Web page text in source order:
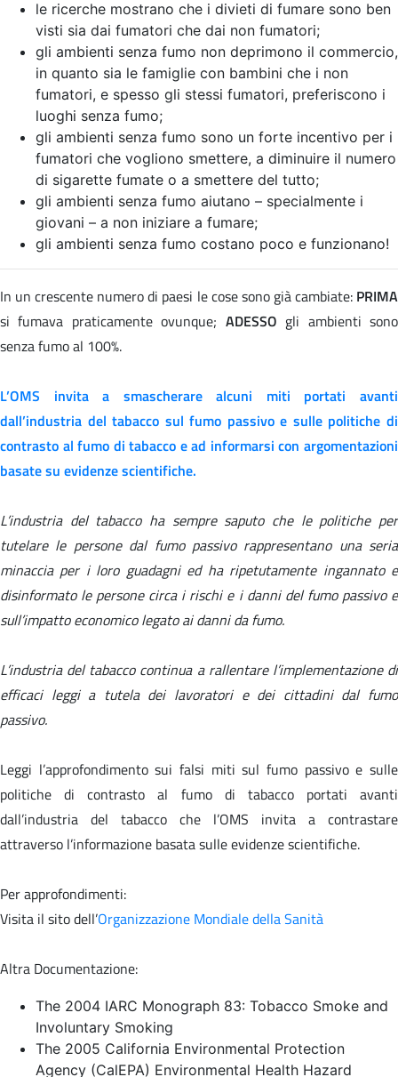
le ricerche mostrano che i divieti di fumare sono ben
visti sia dai fumatori che dai non fumatori;
gli ambienti senza fumo non deprimono il commercio,
in quanto sia le famiglie con bambini che i non
fumatori, e spesso gli stessi fumatori, preferiscono i
luoghi senza fumo;
gli ambienti senza fumo sono un forte incentivo per i
fumatori che vogliono smettere, a diminuire il numero
di sigarette fumate o a smettere del tutto;
gli ambienti senza fumo aiutano – specialmente i
giovani – a non iniziare a fumare;
gli ambienti senza fumo costano poco e funzionano!
In un crescente numero di paesi le cose sono già cambiate: PRIMA
si fumava praticamente ovunque; ADESSO gli ambienti sono
senza fumo al 100%.
L’OMS invita a smascherare alcuni miti portati avanti
dall’industria del tabacco sul fumo passivo e sulle politiche di
contrasto al fumo di tabacco e ad informarsi con argomentazioni
basate su evidenze scientifiche.
L’industria del tabacco ha sempre saputo che le politiche per
tutelare le persone dal fumo passivo rappresentano una seria
minaccia per i loro guadagni ed ha ripetutamente ingannato e
disinformato le persone circa i rischi e i danni del fumo passivo e
sull’impatto economico legato ai danni da fumo.
L’industria del tabacco continua a rallentare l’implementazione di
efficaci leggi a tutela dei lavoratori e dei cittadini dal fumo
passivo.
Leggi l’approfondimento sui falsi miti sul fumo passivo e sulle
politiche di contrasto al fumo di tabacco portati avanti
dall’industria del tabacco che l’OMS invita a contrastare
attraverso l’informazione basata sulle evidenze scientifiche.
Per approfondimenti:
Visita il sito dell’Organizzazione Mondiale della Sanità
Altra Documentazione:
The 2004 IARC Monograph 83: Tobacco Smoke and
Involuntary Smoking
The 2005 California Environmental Protection
Agency (CalEPA) Environmental Health Hazard